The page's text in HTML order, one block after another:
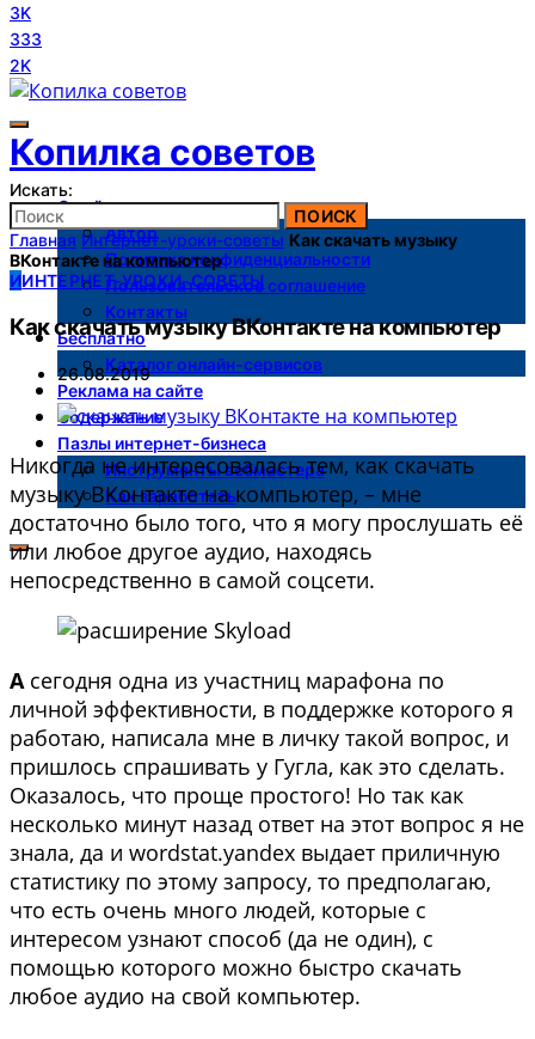
3K
333
2K
Копилка советов
О сайте
Автор
Политика конфиденциальности
Пользовательское соглашение
Контакты
Бесплатно
Каталог онлайн-сервисов
Реклама на сайте
Содержание
Пазлы интернет-бизнеса
Инструменты вебмастера
Как заработать
Искать:
ПОИСК
Главная Интернет-уроки-советы Как скачать музыку
ВКонтакте на компьютер
ИИНТЕРНЕТ-УРОКИ-СОВЕТЫ
Как скачать музыку ВКонтакте на компьютер
26.08.2019
Никогда не интересовалась тем, как скачать
музыку ВКонтакте на компьютер, – мне
достаточно было того, что я могу прослушать её
или любое другое аудио, находясь
непосредственно в самой соцсети.
А сегодня одна из участниц марафона по
личной эффективности, в поддержке которого я
работаю, написала мне в личку такой вопрос, и
пришлось спрашивать у Гугла, как это сделать.
Оказалось, что проще простого! Но так как
несколько минут назад ответ на этот вопрос я не
знала, да и wordstat.yandex выдает приличную
статистику по этому запросу, то предполагаю,
что есть очень много людей, которые с
интересом узнают способ (да не один), с
помощью которого можно быстро скачать
любое аудио на свой компьютер.